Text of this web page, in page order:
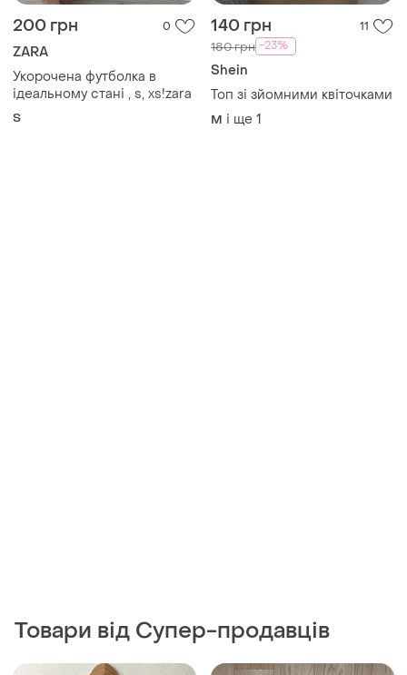
200 грн 0
ZARA
Укорочена футболка в
ідеальному стані , s, xs!zara
S
140 грн 11
180 грн -23%
Shein
Топ зі зйомними квіточками
M і ще 1
Товари від Супер-продавців